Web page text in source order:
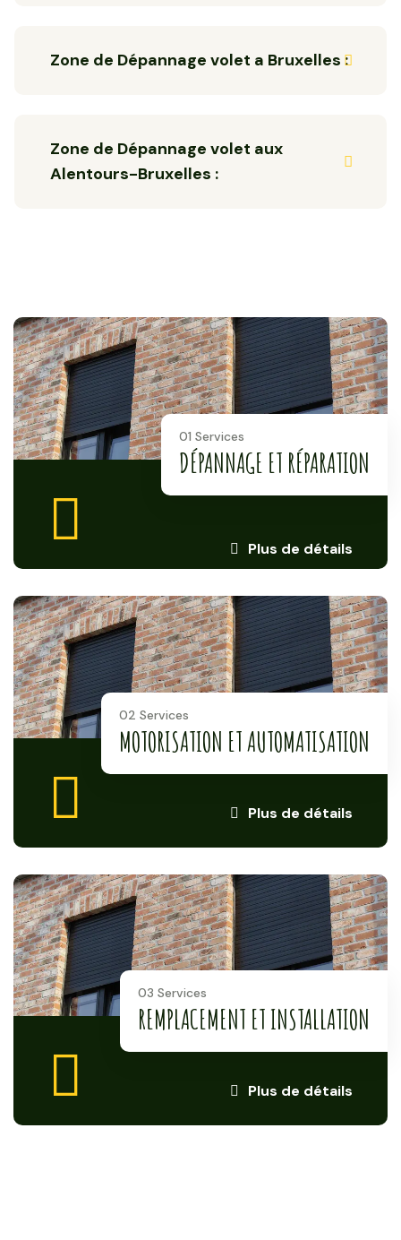
Zone de Dépannage volet a Bruxelles :
Zone de Dépannage volet aux
Alentours-Bruxelles :
Plus de détails
01 Services
DÉPANNAGE ET RÉPARATION
Plus de détails
02 Services
MOTORISATION ET AUTOMATISATION
Plus de détails
03 Services
REMPLACEMENT ET INSTALLATION